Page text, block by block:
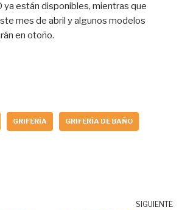
ya están disponibles, mientras que
mes de abril y algunos modelos
en otoño.
GRIFERÍA GRIFERÍA DE BAÑO
SIGUIENTE